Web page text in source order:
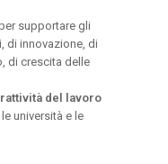
supportare gli
di innovazione, di
di crescita delle
del lavoro
università e le